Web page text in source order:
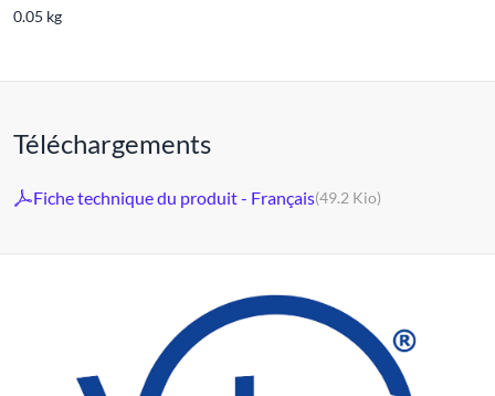
0.05 kg
Téléchargements
Fiche technique du produit - Français(49.2 Kio)